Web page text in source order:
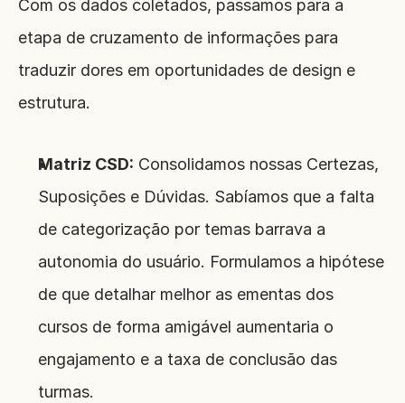
Com os dados coletados, passamos para a
etapa de cruzamento de informações para
traduzir dores em oportunidades de design e
estrutura.
Matriz CSD: Consolidamos nossas Certezas,
Suposições e Dúvidas. Sabíamos que a falta
de categorização por temas barrava a
autonomia do usuário. Formulamos a hipótese
de que detalhar melhor as ementas dos
cursos de forma amigável aumentaria o
engajamento e a taxa de conclusão das
turmas.